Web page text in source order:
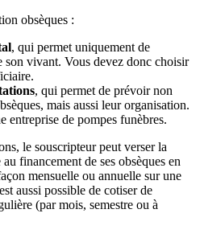
obsèques :
, qui permet uniquement de
son vivant. Vous devez donc choisir
, qui permet de prévoir non
mais aussi leur organisation.
entreprise de pompes funèbres.
le souscripteur peut verser la
financement de ses obsèques en
mensuelle ou annuelle sur une
aussi possible de cotiser de
(par mois, semestre ou à